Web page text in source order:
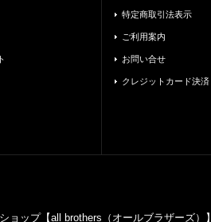
特定商取引法表示
ご利用案内
お問い合せ
クレジットカード決済
ョップ【all brothers（オールブラザーズ）】